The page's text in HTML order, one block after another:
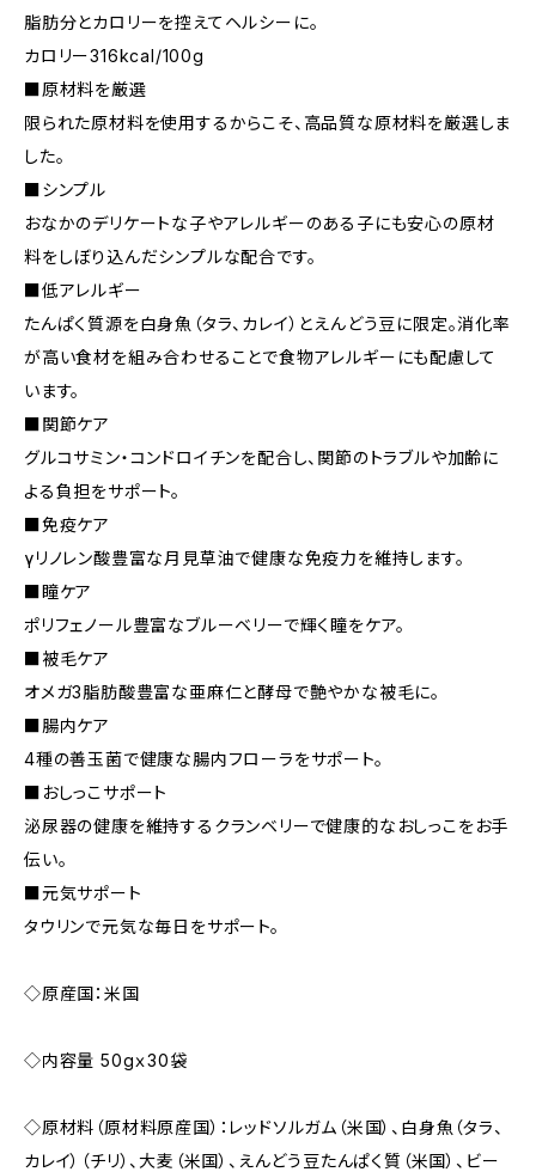
脂肪分とカロリーを控えてヘルシーに。
カロリー316kcal/100g
■原材料を厳選
限られた原材料を使用するからこそ、高品質な原材料を厳選しま
した。
■シンプル
おなかのデリケートな子やアレルギーのある子にも安心の原材
料をしぼり込んだシンプルな配合です。
■低アレルギー
たんぱく質源を白身魚（タラ、カレイ）とえんどう豆に限定。消化率
が高い食材を組み合わせることで食物アレルギーにも配慮して
います。
■関節ケア
グルコサミン・コンドロイチンを配合し、関節のトラブルや加齢に
よる負担をサポート。
■免疫ケア
γリノレン酸豊富な月見草油で健康な免疫力を維持します。
■瞳ケア
ポリフェノール豊富なブルーベリーで輝く瞳をケア。
■被毛ケア
オメガ3脂肪酸豊富な亜麻仁と酵母で艶やかな被毛に。
■腸内ケア
4種の善玉菌で健康な腸内フローラをサポート。
■おしっこサポート
泌尿器の健康を維持するクランベリーで健康的なおしっこをお手
伝い。
■元気サポート
タウリンで元気な毎日をサポート。
◇原産国：米国
◇内容量 50gｘ30袋
◇原材料（原材料原産国）：レッドソルガム（米国）、白身魚（タラ、
カレイ）（チリ）、大麦（米国）、えんどう豆たんぱく質（米国）、ビー